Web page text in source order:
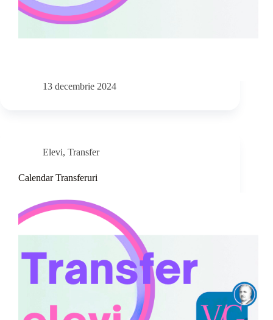
13 decembrie 2024
Elevi, Transfer
Calendar Transferuri